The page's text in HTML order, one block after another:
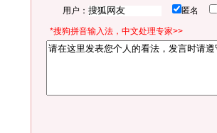
用户： 匿名
*搜狗拼音输入法，中文处理专家>>